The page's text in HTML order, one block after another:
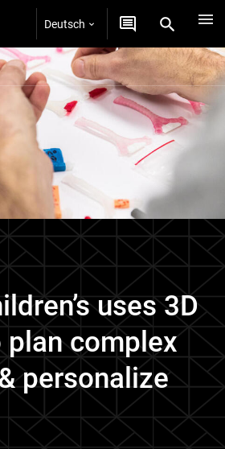
Deutsch
uses 3D
complex
personalize